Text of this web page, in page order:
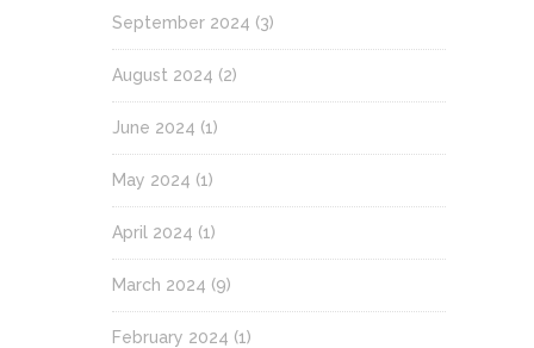
September 2024 (3)
August 2024 (2)
June 2024 (1)
May 2024 (1)
April 2024 (1)
March 2024 (9)
February 2024 (1)